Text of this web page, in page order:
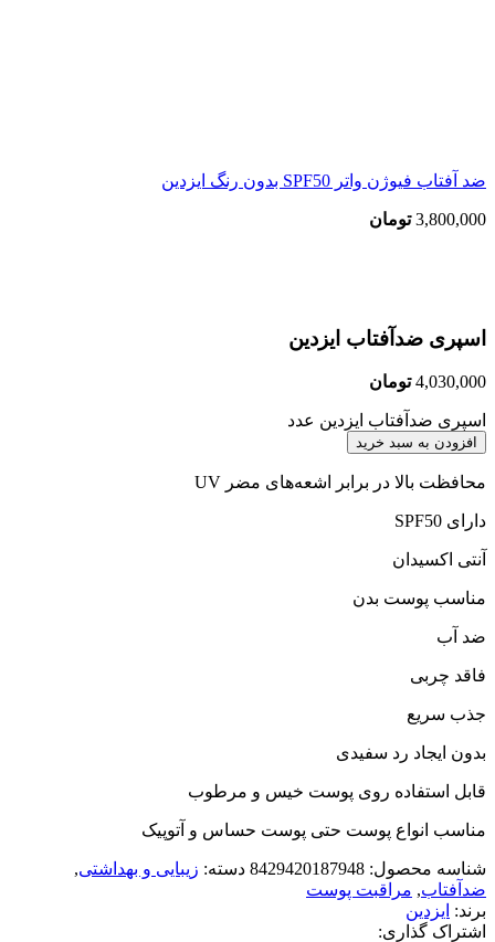
ضد آفتاب فیوژن واتر SPF50 بدون رنگ ایزدین
3,800,000 تومان
اسپری ضدآفتاب ایزدین
4,030,000 تومان
اسپری ضدآفتاب ایزدین عدد
افزودن به سبد خرید
محافظت بالا در برابر اشعه‌های مضر UV
دارای SPF50
آنتی اکسیدان
مناسب پوست بدن
ضد آب
فاقد چربی
جذب سریع
بدون ایجاد رد سفیدی
قابل استفاده روی پوست خیس و مرطوب
مناسب انواع پوست حتی پوست حساس و آتوپیک
شناسه محصول: 8429420187948 دسته: زیبایی و بهداشتی,
ضدآفتاب, مراقبت پوست
برند: ایزدین
اشتراک گذاری: